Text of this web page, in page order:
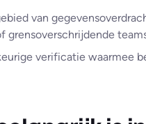
van
grensoverschrijdende
verificatie waarmee